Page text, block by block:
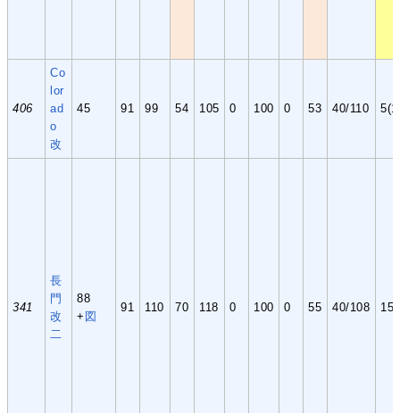
406
Co
lor
ad
o
改
45 91 99 54 105 0 100 0 53 40/110
341
長
門
改
二
88
+ 図
91 110 70 118 0 100 0 55 40/108